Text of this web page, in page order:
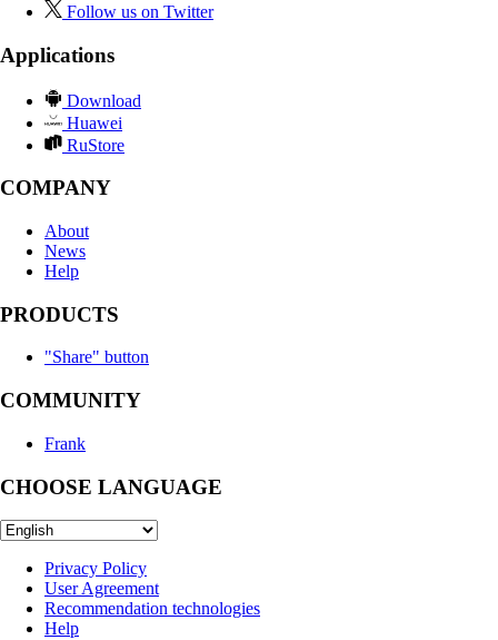
Follow us on Twitter
Applications
Download
Huawei
RuStore
COMPANY
About
News
Help
PRODUCTS
"Share" button
COMMUNITY
Frank
CHOOSE LANGUAGE
Privacy Policy
User Agreement
Recommendation technologies
Help